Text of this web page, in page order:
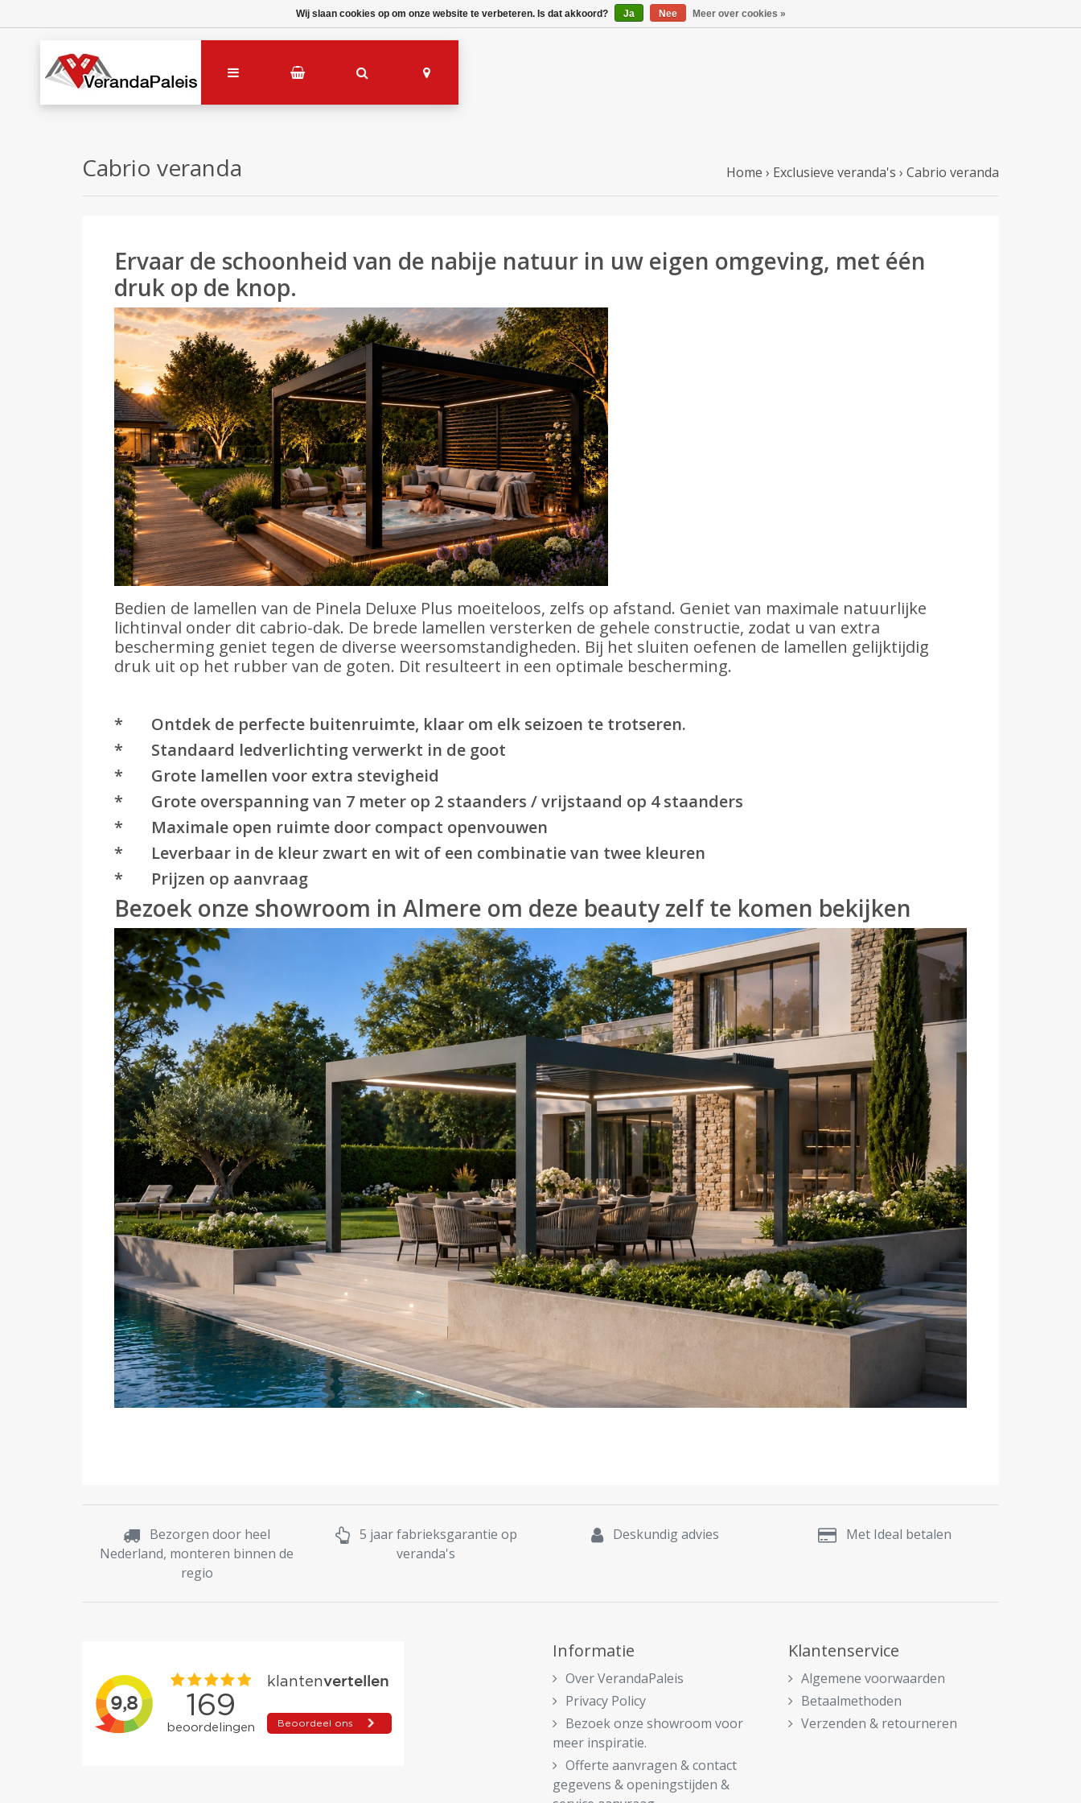
Cabrio veranda Home › Exclusieve veranda's › Cabrio veranda
Ervaar de schoonheid van de nabije natuur in uw eigen omgeving, met één
druk op de knop.
Bedien de lamellen van de Pinela Deluxe Plus moeiteloos, zelfs op afstand. Geniet van maximale natuurlijke
lichtinval onder dit cabrio-dak. De brede lamellen versterken de gehele constructie, zodat u van extra
bescherming geniet tegen de diverse weersomstandigheden. Bij het sluiten oefenen de lamellen gelijktijdig
druk uit op het rubber van de goten. Dit resulteert in een optimale bescherming.
* Ontdek de perfecte buitenruimte, klaar om elk seizoen te trotseren.
* Standaard ledverlichting verwerkt in de goot
* Grote lamellen voor extra stevigheid
* Grote overspanning van 7 meter op 2 staanders / vrijstaand op 4 staanders
* Maximale open ruimte door compact openvouwen
* Leverbaar in de kleur zwart en wit of een combinatie van twee kleuren
* Prijzen op aanvraag
Bezoek onze showroom in Almere om deze beauty zelf te komen bekijken
Bezorgen door heel
Nederland, monteren binnen de
regio
5 jaar fabrieksgarantie op
veranda's
Deskundig advies Met Ideal betalen
Informatie
Over VerandaPaleis
Privacy Policy
Bezoek onze showroom voor
meer inspiratie.
Offerte aanvragen & contact
gegevens & openingstijden &
Klantenservice
Algemene voorwaarden
Betaalmethoden
Verzenden & retourneren
Wij slaan cookies op om onze website te verbeteren. Is dat akkoord? Ja Nee Meer over cookies »